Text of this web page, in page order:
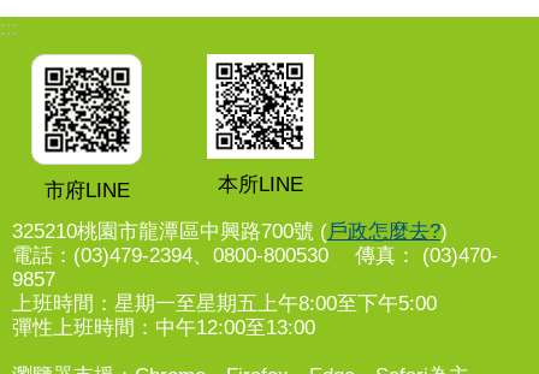
:::
市府LINE 本所LINE
325210桃園市龍潭區中興路700號 (戶政怎麼去?)
電話：(03)479-2394、0800-800530 傳真： (03)470-
9857
上班時間：星期一至星期五上午8:00至下午5:00
彈性上班時間：中午12:00至13:00